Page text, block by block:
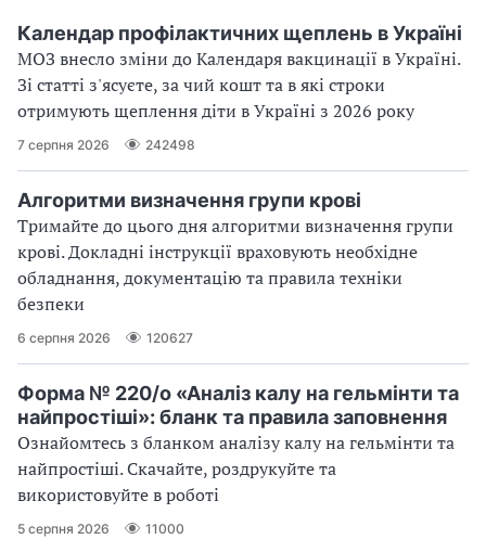
Календар профілактичних щеплень в Україні
МОЗ внесло зміни до Календаря вакцинації в Україні.
Зі статті з'ясуєте, за чий кошт та в які строки
отримують щеплення діти в Україні з 2026 року
7 серпня 2026 242498
Алгоритми визначення групи крові
Тримайте до цього дня алгоритми визначення групи
крові. Докладні інструкції враховують необхідне
обладнання, документацію та правила техніки
безпеки
6 серпня 2026 120627
Форма № 220/о «Аналіз калу на гельмінти та
найпростіші»: бланк та правила заповнення
Ознайомтесь з бланком аналізу калу на гельмінти та
найпростіші. Скачайте, роздрукуйте та
використовуйте в роботі
5 серпня 2026 11000